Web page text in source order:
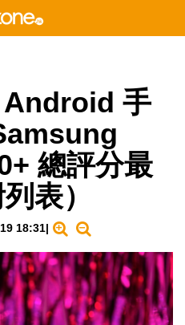
Android 手
總評分最
表）
18:31|